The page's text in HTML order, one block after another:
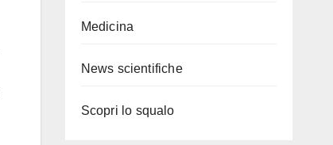
Medicina
News scientifiche
Scopri lo squalo